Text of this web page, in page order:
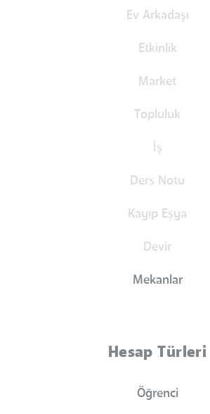
Ev Arkadaşı
Etkinlik
Market
Topluluk
İş
Ders Notu
Kayıp Eşya
Devir
Mekanlar
Hesap Türleri
Öğrenci